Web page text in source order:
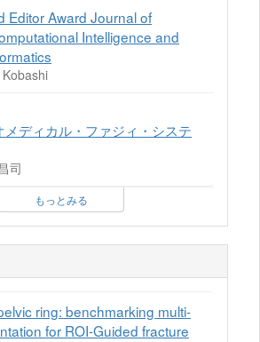
Editor Award Journal of
Intelligence and
Kobashi
メディカル・ファジィ・システ
司
もっとみる
ring: benchmarking multi-
for ROI-Guided fracture